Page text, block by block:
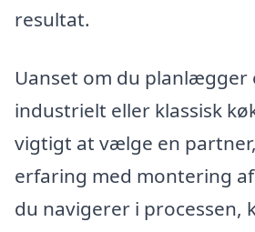
resultat.
Uanset om du planlægger
industrielt eller klassisk
vigtigt at vælge en
erfaring med montering
du navigerer i processen,